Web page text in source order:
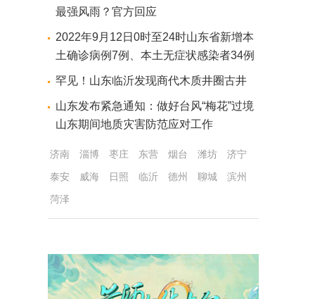
最强风雨？官方回应
2022年9月12日0时至24时山东省新增本
土确诊病例7例、本土无症状感染者34例
罕见！山东临沂发现商代木质井圈古井
山东发布紧急通知：做好台风“梅花”过境
山东期间地质灾害防范应对工作
济南 淄博 枣庄 东营 烟台 潍坊
济宁
泰安
威海 日照 临沂 德州 聊城
滨州
菏泽